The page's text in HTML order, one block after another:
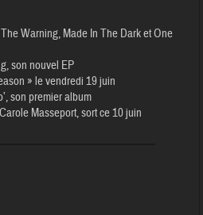
Warning, Made In The Dark et One
son nouvel EP
» le vendredi 19 juin
son premier album
Masseport, sort ce 10 juin